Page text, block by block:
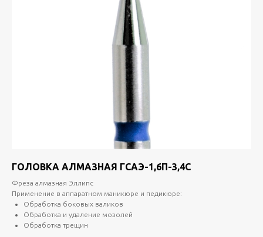
ГОЛОВКА АЛМАЗНАЯ ГСАЭ-1,6П-3,4С
Фреза алмазная Эллипс
Применение в аппаратном маникюре и педикюре:
Обработка боковых валиков
Обработка и удаление мозолей
Обработка трещин